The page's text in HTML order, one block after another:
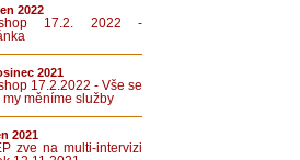
2022
17.2. 2022 -
2021
17.2.2022 - Vše se
my měníme služby
2021
zve na multi-intervizi